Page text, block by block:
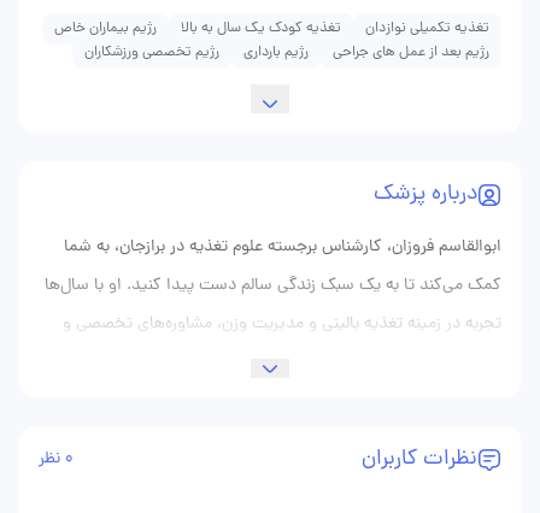
تغذیه تکمیلی نوازدان تغذیه کودک یک سال به بالا
رژیم بیماران خاص
رژیم بعد از عمل های جراحی
رژیم بارداری رژیم تخصصی ورزشکاران
درباره پزشک
ابوالقاسم فروزان، کارشناس برجسته علوم تغذیه در برازجان، به شما
کمک می‌کند تا به یک سبک زندگی سالم دست پیدا کنید. او با سال‌ها
تجربه در زمینه تغذیه بالینی و مدیریت وزن، مشاوره‌های تخصصی و
برنامه‌های غذایی متناسب با شرایط شما را ارائه می‌دهد. اگر به دنبال
شما باشد. او به‌طور دقیق با توجه به نیازهای فردی و وضعیت
نظرات کاربران 0 نظر